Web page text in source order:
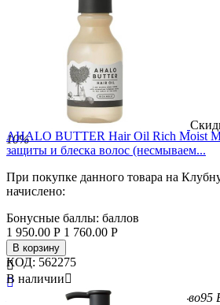
10%
AHALO BUTTER Hair Oil Rich Moist
защиты и блеска волос (несмываем...
При покупке данного товара на
начислено:
Бонусные баллы: баллов
1 950.00 Р 1 760.00 Р
В корзину


Ahalo Butter Вес/Объем/Кол-во95
КОД: 562275
В наличии